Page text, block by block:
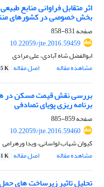
اثر متقابل فراوانی منابع
بخش خصوصی در کشورهای
صفحه831-858
10.22059/jte.2016.59459
ابوالفضل شاه آبادی، علی مرادی
مشاهده مقاله
اصل مقاله K
بررسی نقش قیمت مسکن در
برنامه ریزی پویای تصادفی
صفحه859-885
10.22059/jte.2016.59460
کیوان شهاب لواسانی، ویدا ورهرامی
مشاهده مقاله
اصل مقاله K
تحلیل تاثیر زیرساخت های